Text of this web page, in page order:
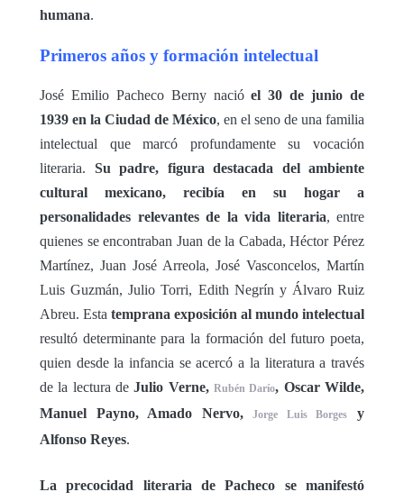
humana.
Primeros años y formación intelectual
José Emilio Pacheco Berny nacióel 30 de junio de
1939 en la Ciudad de México, en el seno de una familia
intelectual que marcó profundamente su vocación
literaria. Su padre, figura destacada del ambiente
cultural mexicano, recibía en su hogar a
personalidades relevantes de la vida literaria, entre
quienes se encontraban Juan de la Cabada, Héctor Pérez
Martínez, Juan José Arreola, José Vasconcelos, Martín
Luis Guzmán, Julio Torri, Edith Negrín y Álvaro Ruiz
Abreu. Esta temprana exposición al mundo intelectual
resultó determinante para la formación del futuro poeta,
quien desde la infancia se acercó a la literatura a través
de la lectura deJulio Verne,Rubén Darío, Oscar Wilde,
Manuel Payno, Amado Nervo,Jorge Luis Borges
y
Alfonso Reyes.
La precocidad literaria de Pacheco se manifestó